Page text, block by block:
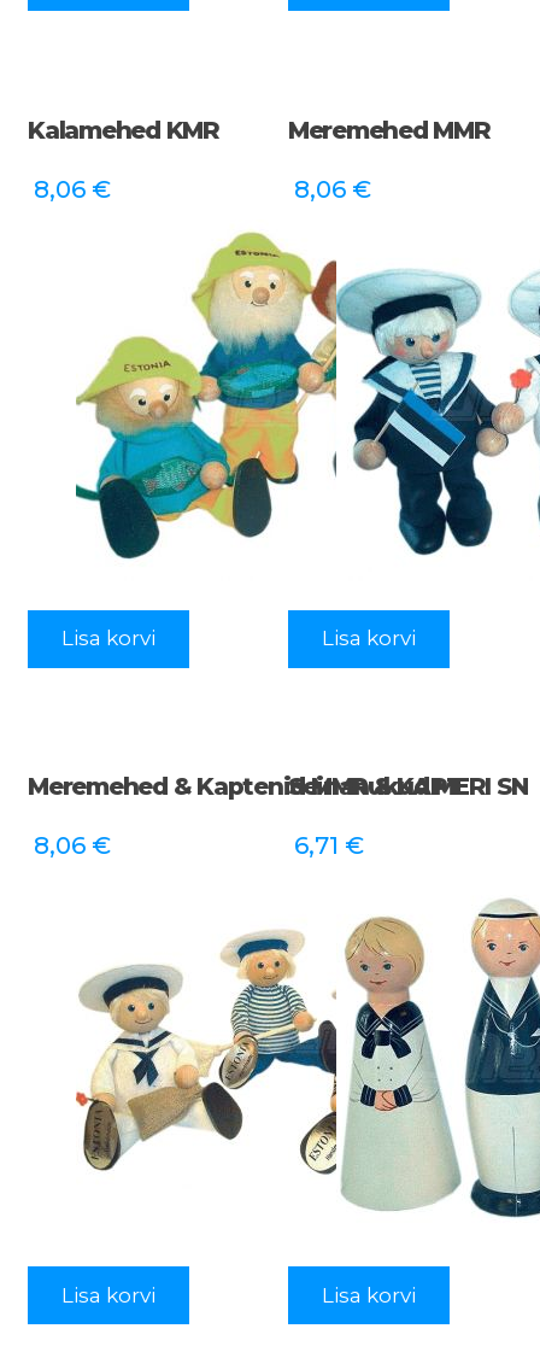
Kalamehed KMR
8,06 €
Lisa korvi
Meremehed MMR
8,06 €
Lisa korvi
Meremehed & Kaptenid MMR & KAPT
8,06 €
Lisa korvi
Seinanukud MERI SN
6,71 €
Lisa korvi